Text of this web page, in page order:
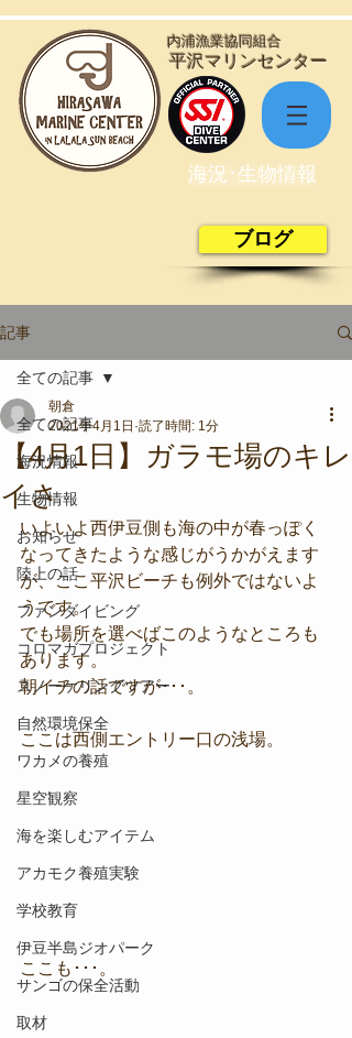
​平沢マリンセンター
​内浦漁業協同組合
海況･生物情報
ブログ
記事
全ての記事
海況情報
生物情報
お知らせ
陸上の話
ファンダイビング
コロマガプロジェクト
スノーケリングツアー
自然環境保全
ワカメの養殖
星空観察
海を楽しむアイテム
アカモク養殖実験
学校教育
伊豆半島ジオパーク
サンゴの保全活動
取材
全ての記事
【4月1日】ガラモ場のキレ
イさ
朝倉
2021年4月1日 読了時間: 1分
いよいよ西伊豆側も海の中が春っぽく
なってきたような感じがうかがえます
が、ここ平沢ビーチも例外ではないよ
うです。
でも場所を選べばこのようなところも
あります。
朝イチの話ですが･･･。
ここは西側エントリー口の浅場。
ここも･･･。